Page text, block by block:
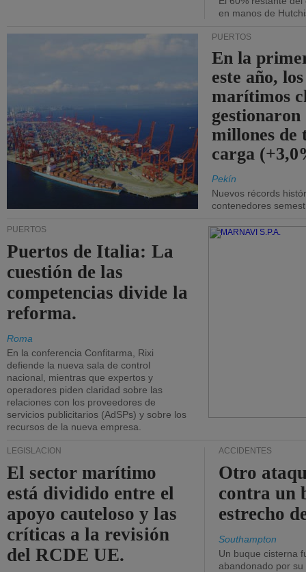
en manos de
PUERTOS
En la
este año,
marítimos
gestionaron
millones de
carga
Pekín
Nuevos récords
contenedores
PUERTOS
Puertos de Italia: La
cuestión de las
competencias divide la
reforma.
Roma
En la conferencia Confitarma, Rixi
defiende la nueva sala de control
nacional, mientras que expertos y
operadores piden claridad sobre las
relaciones con los proveedores de
servicios publicitarios (AdSPs) y sobre los
recursos de la nueva empresa.
LEGISLACIÓN
El sector marítimo
está dividido entre el
apoyo cauteloso y las
críticas a la revisión
del RCDE UE.
ACCIDENTES
Otro
contra un
estrecho
Southampton
Un buque cisterna
abandonado por su